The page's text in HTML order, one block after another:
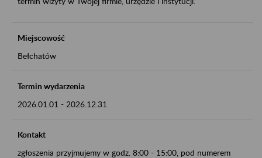
Miejscowość
Bełchatów
Termin wydarzenia
2026.01.01 - 2026.12.31
Kontakt
zgłoszenia przyjmujemy w godz. 8:00 - 15:00, pod numerem